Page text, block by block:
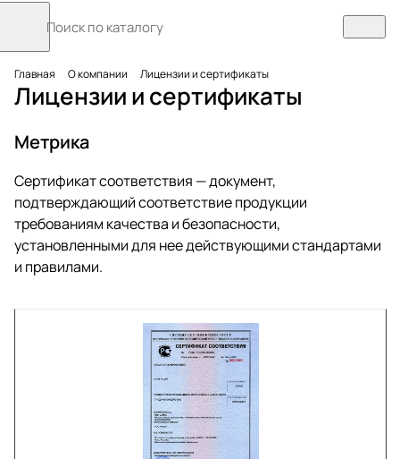
Главная О компании Лицензии и сертификаты
Лицензии и сертификаты
Метрика
Сертификат соответствия — документ,
подтверждающий соответствие продукции
требованиям качества и безопасности,
установленными для нее действующими стандартами
и правилами.